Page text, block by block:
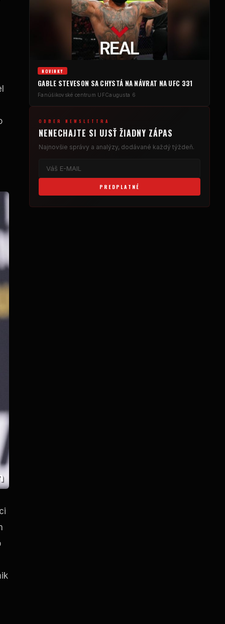
NOVINKY
GABLE STEVESON SA CHYSTÁ NA NÁVRAT NA UFC 331
Fanúšikovské centrum UFCaugusta 6
ODBER NEWSLETTRA
NENECHAJTE SI UJSŤ ŽIADNY ZÁPAS
Najnovšie správy a analýzy, dodávané každý týždeň.
PREDPLATNÉ